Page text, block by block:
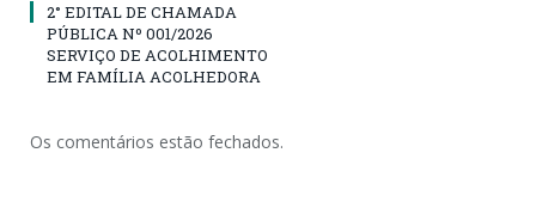
2° EDITAL DE CHAMADA
PÚBLICA Nº 001/2026
SERVIÇO DE ACOLHIMENTO
EM FAMÍLIA ACOLHEDORA
Os comentários estão fechados.